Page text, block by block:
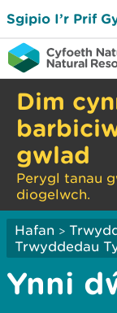
Sgipio I’r Prif
Dim
gwlad
Perygl tanau
diogelwch.
Hafan >
Trwyddedau
Ynni